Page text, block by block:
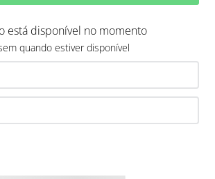
está disponível no momento
quando estiver disponível